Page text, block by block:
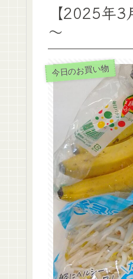
【2025年
～
今日のお買い物